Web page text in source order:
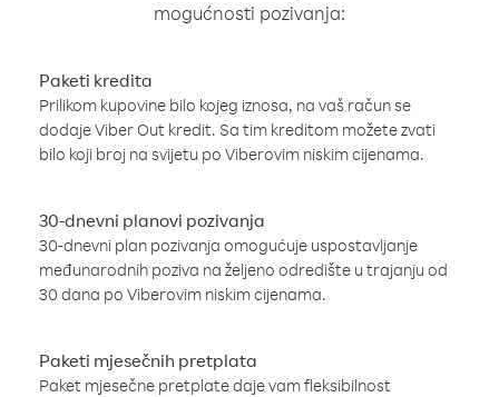
mogućnosti pozivanja:
Paketi kredita
Prilikom kupovine bilo kojeg iznosa, na vaš račun se
dodaje Viber Out kredit. Sa tim kreditom možete zvati
bilo koji broj na svijetu po Viberovim niskim cijenama.
30-dnevni planovi pozivanja
30-dnevni plan pozivanja omogućuje uspostavljanje
međunarodnih poziva na željeno odredište u trajanju od
30 dana po Viberovim niskim cijenama.
Paketi mjesečnih pretplata
Paket mjesečne pretplate daje vam fleksibilnost